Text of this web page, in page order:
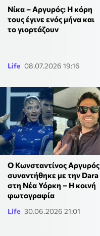
Νίκα – Αργυρός: Η κόρη
τους έγινε ενός μήνα και
το γιορτάζουν
Life 08.07.2026 19:16
Ο Κωνσταντίνος Αργυρός
συναντήθηκε με την Dara
στη Νέα Υόρκη – Η κοινή
φωτογραφία
Life 30.06.2026 21:01